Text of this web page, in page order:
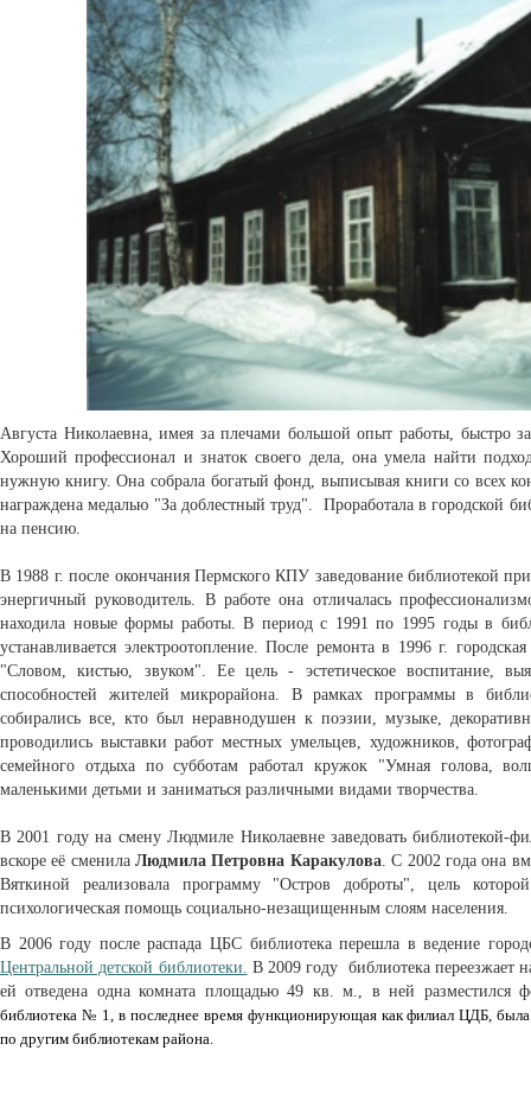
Августа Николаевна, имея за плечами большой опыт работы, быстро
Хороший профессионал и знаток своего дела, она умела найти
нужную книгу. Она собрала богатый фонд, выписывая книги со всех
награждена медалью "За доблестный труд". Проработала в городской
на пенсию.
В 1988 г. после окончания Пермского КПУ заведование библиотекой
энергичный руководитель. В работе она отличалась
находила новые формы работы. В период с 1991 по 1995 годы в
устанавливается электроотопление. После ремонта в 1996 г.
"Словом, кистью, звуком". Ее цель - эстетическое воспитание,
способностей жителей микрорайона. В рамках программы в
собирались все, кто был неравнодушен к поэзии, музыке,
проводились выставки работ местных умельцев, художников,
семейного отдыха по субботам работал кружок "Умная голова,
маленькими детьми и заниматься различными видами творчества.
В 2001 году на смену Людмиле Николаевне заведовать библиотекой-
вскоре её сменилаЛюдмила Петровна Каракулова. С 2002 года она
Вяткиной реализовала программу "Остров доброты", цель
психологическая помощь социально-незащищенным слоям населения.
В 2006 году после распада ЦБС библиотека перешла в ведение
Центральной детской библиотеки. В 2009 году библиотека
ей отведена одна комната площадью 49 кв. м., в ней разместился
библиотека № 1, в последнее время функционирующая как филиал ЦДБ, была
по другим библиотекам района.